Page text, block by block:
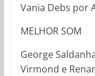
Vania Debs por
MELHOR SOM
George
Virmond e